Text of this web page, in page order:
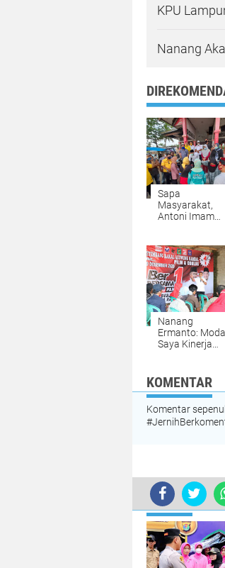
KPU
Nanang
Sapa
Masyarakat,
Antoni Imam
Program
Unggulan
Nanang
Ermanto: Modal
Saya Kinerja
Akan
KOMENTAR
Komentar
TERKINI